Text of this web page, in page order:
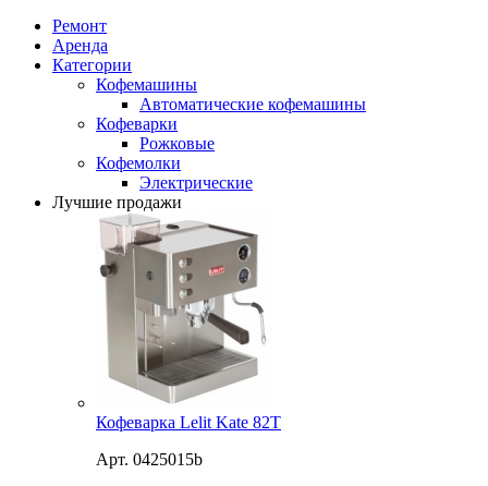
Ремонт
Аренда
Категории
Кофемашины
Автоматические кофемашины
Кофеварки
Рожковые
Кофемолки
Электрические
Лучшие продажи
Кофеварка Lelit Kate 82T
Арт. 0425015b